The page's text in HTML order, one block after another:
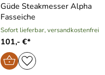
Güde Steakmesser Alpha
Fasseiche
Sofort lieferbar, versandkostenfrei
101,- €*